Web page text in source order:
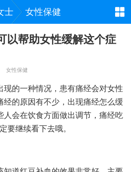
士 女性保健
以帮助女性缓解这个症
女性保健
现的一种情况，患有痛经会对女性
经的原因有不少，出现痛经怎么缓
人会在饮食方面做出调节，痛经吃
要继续看下去哦。